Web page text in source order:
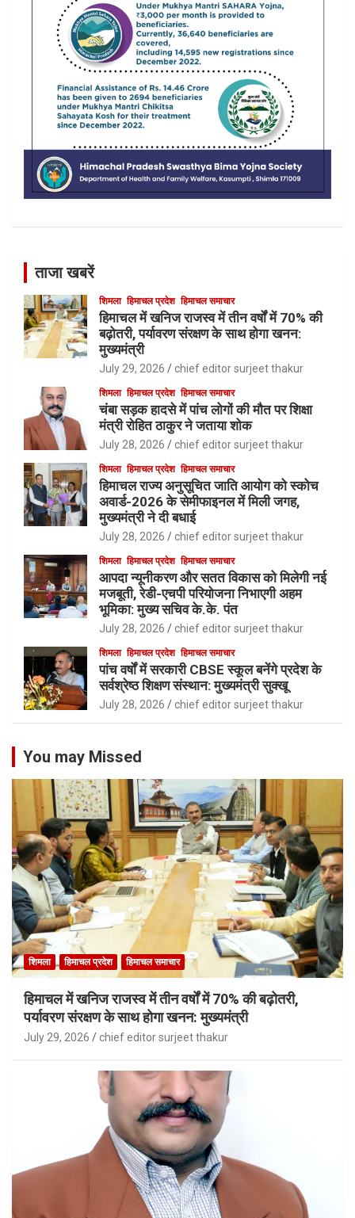
ताजा खबरें
शिमला हिमाचल प्रदेश हिमाचल समाचार
हिमाचल में खनिज राजस्व में तीन वर्षों में 70% की
बढ़ोतरी, पर्यावरण संरक्षण के साथ होगा खनन:
मुख्यमंत्री
July 29, 2026 chief editor surjeet thakur
शिमला हिमाचल प्रदेश हिमाचल समाचार
चंबा सड़क हादसे में पांच लोगों की मौत पर शिक्षा
मंत्री रोहित ठाकुर ने जताया शोक
July 28, 2026 chief editor surjeet thakur
शिमला हिमाचल प्रदेश हिमाचल समाचार
हिमाचल राज्य अनुसूचित जाति आयोग को स्कोच
अवार्ड-2026 के सेमीफाइनल में मिली जगह,
मुख्यमंत्री ने दी बधाई
July 28, 2026 chief editor surjeet thakur
शिमला हिमाचल प्रदेश हिमाचल समाचार
आपदा न्यूनीकरण और सतत विकास को मिलेगी नई
मजबूती, रेडी-एचपी परियोजना निभाएगी अहम
भूमिका: मुख्य सचिव के.के. पंत
July 28, 2026 chief editor surjeet thakur
शिमला हिमाचल प्रदेश हिमाचल समाचार
पांच वर्षों में सरकारी CBSE स्कूल बनेंगे प्रदेश के
सर्वश्रेष्ठ शिक्षण संस्थान: मुख्यमंत्री सुक्खू
July 28, 2026 chief editor surjeet thakur
You may Missed
शिमला हिमाचल प्रदेश हिमाचल समाचार
हिमाचल में खनिज राजस्व में तीन वर्षों में 70% की बढ़ोतरी,
पर्यावरण संरक्षण के साथ होगा खनन: मुख्यमंत्री
July 29, 2026 chief editor surjeet thakur